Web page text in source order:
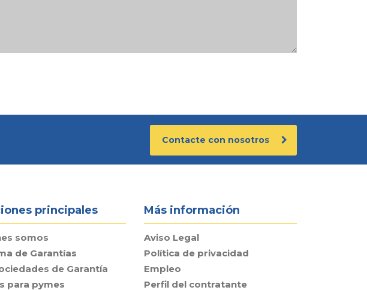
Contacte con nosotros
principales
somos
de Garantías
de Garantía
para pymes
Más información
Aviso Legal
Política de privacidad
Empleo
Perfil del contratante